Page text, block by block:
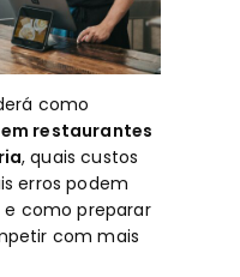
como
restaurantes
, quais custos
erros podem
como preparar
com mais